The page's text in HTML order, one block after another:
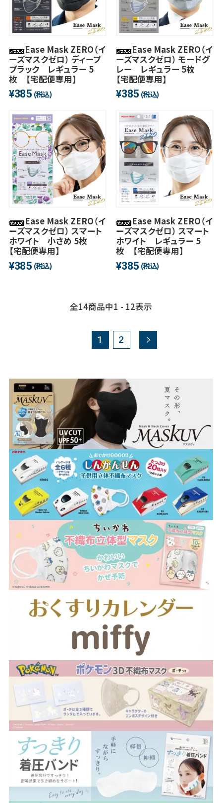
Ease Mask ZERO（イ
ーズマスクゼロ） ディープ
ブラック レギュラー 5
枚 【宅配便専用】
¥385 (税込)
Ease Mask ZERO（イ
ーズマスクゼロ） モードグ
レー レギュラー 5枚
【宅配便専用】
¥385 (税込)
Ease Mask ZERO（イ
ーズマスクゼロ） スマート
ホワイト 小さめ 5枚
【宅配便専用】
¥385 (税込)
Ease Mask ZERO（イ
ーズマスクゼロ） スマート
ホワイト レギュラー 5
枚 【宅配便専用】
¥385 (税込)
全14商品中1 - 12表示
1 2